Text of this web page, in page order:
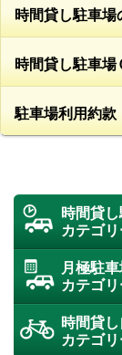
時間貸し駐車場
時間貸し駐車場
駐車場利用約款
時間貸
カテゴ
月極駐
カテゴ
時間貸
カテゴ